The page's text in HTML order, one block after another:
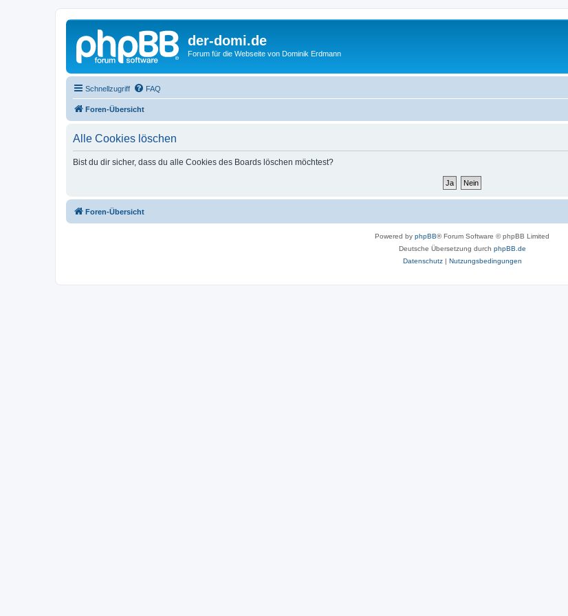
der-domi.de
Forum für die Webseite von Dominik Erdmann
Schnellzugriff FAQ
Foren-Übersicht
Alle Cookies löschen
Bist du dir sicher, dass du alle Cookies des Boards löschen möchtest?
Foren-Übersicht
Powered by phpBB® Forum Software © phpBB Limited
Deutsche Übersetzung durch phpBB.de
Datenschutz| Nutzungsbedingungen